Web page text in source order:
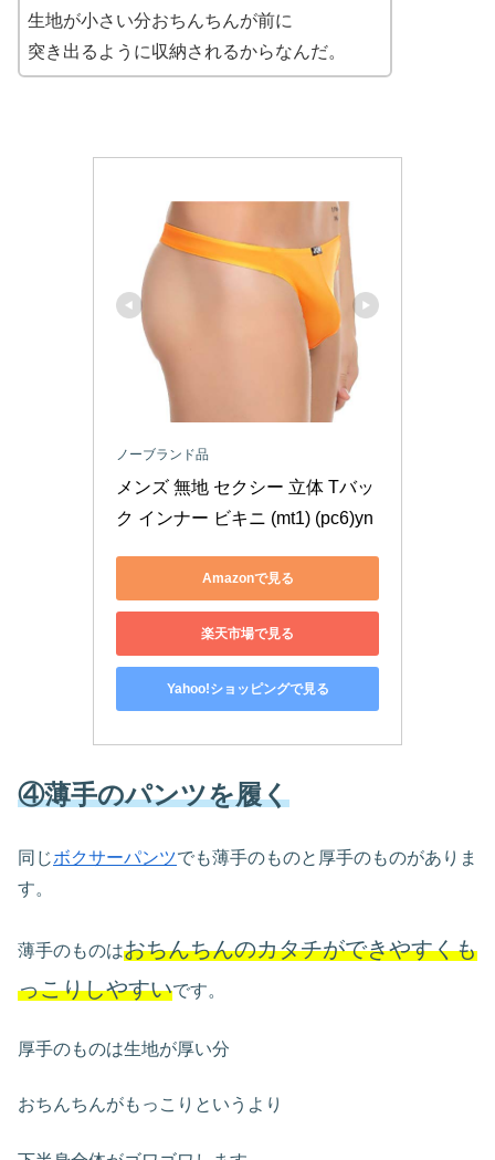
生地が小さい分おちんちんが前に
突き出るように収納されるからなんだ。
ノーブランド品
メンズ 無地 セクシー 立体 Tバッ
ク インナー ビキニ (mt1) (pc6)yn
Amazonで見る
楽天市場で見る
Yahoo!ショッピングで見る
④薄手のパンツを履く
同じボクサーパンツでも薄手のものと厚手のものがありま
す。
薄手のものはおちんちんのカタチができやすくも
っこりしやすいです。
厚手のものは生地が厚い分
おちんちんがもっこりというより